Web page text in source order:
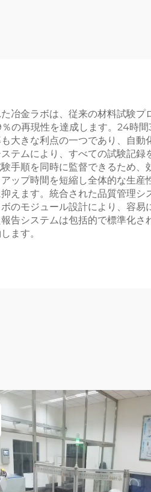
冶金ラボは、従来の材料試験
の再現性を達成します。24時
大きな利点の一つであり、自
テムにより、すべての試験記
手順を同時に監督できるため
ップ時間を短縮し全体的な生
えます。統合された品質管理
のモジュール設計により、容
告システムは包括的で標準化
ます。